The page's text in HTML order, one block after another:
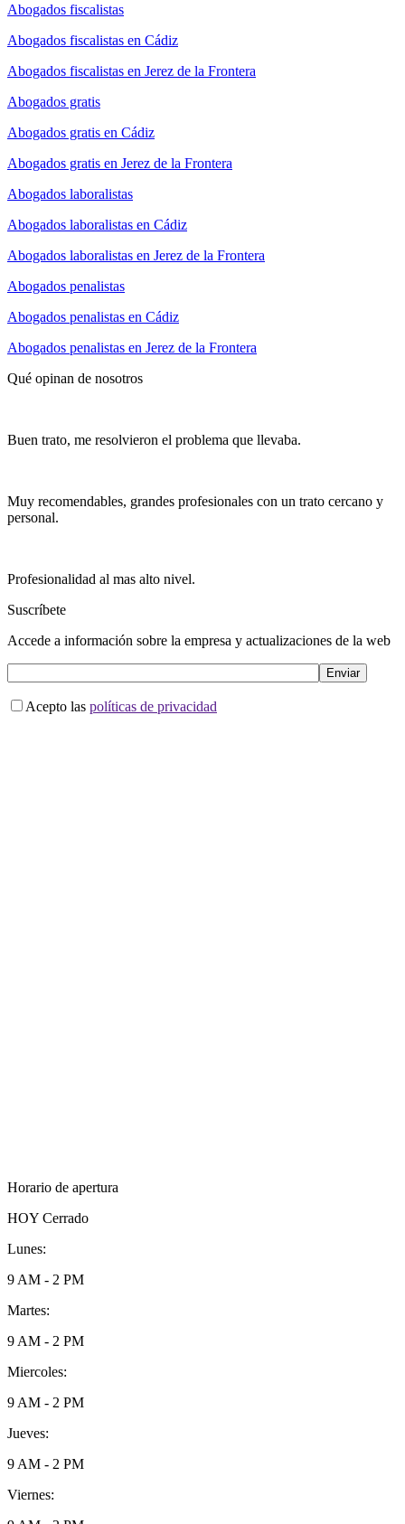
Abogados fiscalistas
Abogados fiscalistas en Cádiz
Abogados fiscalistas en Jerez de la Frontera
Abogados gratis
Abogados gratis en Cádiz
Abogados gratis en Jerez de la Frontera
Abogados laboralistas
Abogados laboralistas en Cádiz
Abogados laboralistas en Jerez de la Frontera
Abogados penalistas
Abogados penalistas en Cádiz
Abogados penalistas en Jerez de la Frontera
Qué opinan de nosotros
Buen trato, me resolvieron el problema que llevaba.
Muy recomendables, grandes profesionales con un trato cercano y
personal.
Profesionalidad al mas alto nivel.
Suscríbete
Accede a información sobre la empresa y actualizaciones de la web
Acepto las políticas de privacidad
Horario de apertura
HOY Cerrado
Lunes:
9 AM - 2 PM
Martes:
9 AM - 2 PM
Miercoles:
9 AM - 2 PM
Jueves:
9 AM - 2 PM
Viernes: